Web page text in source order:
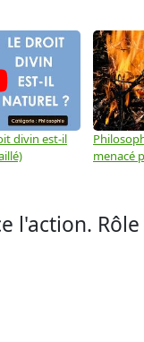
divin est-il
menacé
l'action. Rôle